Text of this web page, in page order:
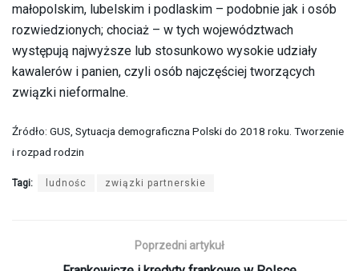
małopolskim, lubelskim i podlaskim – podobnie jak i osób
rozwiedzionych; chociaż – w tych województwach
występują najwyższe lub stosunkowo wysokie udziały
kawalerów i panien, czyli osób najczęściej tworzących
związki nieformalne.
Źródło: GUS, Sytuacja demograficzna Polski do 2018 roku. Tworzenie
i rozpad rodzin
Tagi: ludnośc związki partnerskie
Poprzedni artykuł